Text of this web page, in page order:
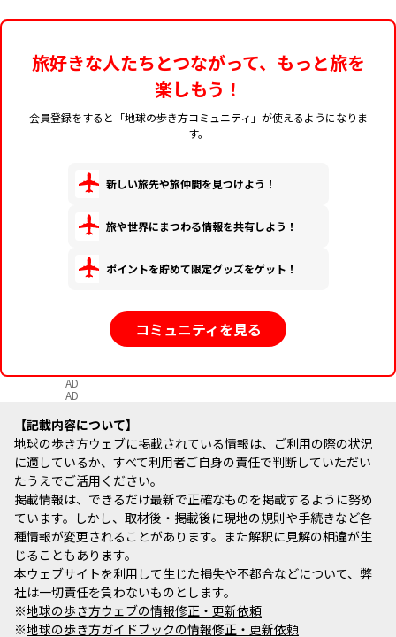
旅好きな人たちとつながって、もっと旅を
楽しもう！
会員登録をすると「地球の歩き方コミュニティ」が使えるようになりま
す。
新しい旅先や旅仲間を見つけよう！
旅や世界にまつわる情報を共有しよう！
ポイントを貯めて限定グッズをゲット！
コミュニティを見る
AD
AD
記載内容について
地球の歩き方ウェブに掲載されている情報は、ご利用の際の状況
に適しているか、すべて利用者ご自身の責任で判断していただい
たうえでご活用ください。
掲載情報は、できるだけ最新で正確なものを掲載するように努め
ています。しかし、取材後・掲載後に現地の規則や手続きなど各
種情報が変更されることがあります。また解釈に見解の相違が生
じることもあります。
本ウェブサイトを利用して生じた損失や不都合などについて、弊
社は一切責任を負わないものとします。
※地球の歩き方ウェブの情報修正・更新依頼
※地球の歩き方ガイドブックの情報修正・更新依頼